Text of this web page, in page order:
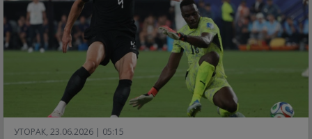
УТОРАК, 23.06.2026 | 05:15